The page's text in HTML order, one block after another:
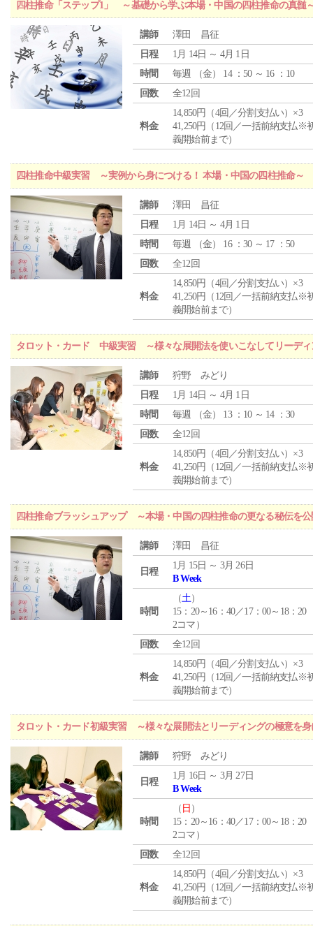
四柱推命「ステップ1」 ～基礎から学ぶ本場・中国の四柱推命の真髄
講師
澤田 昌征
日程
1月 14日 ～ 4月 1日
時間
毎週 （金） 14 ：50 ～ 16 ：10
回数
全12回
料金
14,850円（4回／分割支払い）×3
41,250円（12回／一括前納支払※
義開始前まで）
四柱推命中級実習 ～実例から身につける！ 本場・中国の四柱推命～
講師
澤田 昌征
日程
1月 14日 ～ 4月 1日
時間
毎週 （金） 16 ：30 ～ 17 ：50
回数
全12回
料金
14,850円（4回／分割支払い）×3
41,250円（12回／一括前納支払※
義開始前まで）
タロット・カード 中級実習 ～様々な展開法を使いこなしてリーディ
講師
狩野 みどり
日程
1月 14日 ～ 4月 1日
時間
毎週 （金） 13 ：10 ～ 14 ：30
回数
全12回
料金
14,850円（4回／分割支払い）×3
41,250円（12回／一括前納支払※
義開始前まで）
四柱推命ブラッシュアップ ～本場・中国の四柱推命の更なる秘伝を
講師 澤田 昌征
日程
1月 15日 ～ 3月 26日
B Week
時間
（土）
15：20～16：40／17：00～18：20
2コマ）
回数
全12回
料金
14,850円（4回／分割支払い）×3
41,250円（12回／一括前納支払※
義開始前まで）
タロット・カード初級実習 ～様々な展開法とリーディングの極意を身
講師 狩野 みどり
日程
1月 16日 ～ 3月 27日
B Week
時間
（ 日 ）
15：20～16：40／17：00～18：20
2コマ）
回数
全12回
料金
14,850円（4回／分割支払い）×3
41,250円（12回／一括前納支払※
義開始前まで）